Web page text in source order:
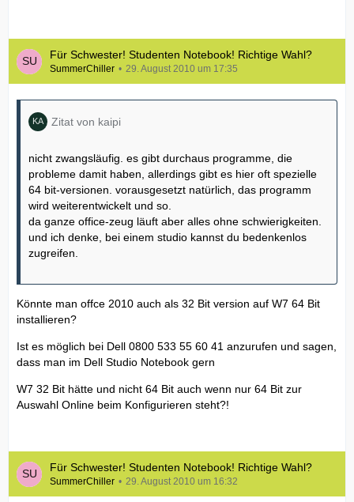
Für Schwester! Studenten Notebook! Richtige Wahl?
SummerChiller 29. August 2010 um 17:35
Zitat von kaipi
nicht zwangsläufig. es gibt durchaus programme, die
probleme damit haben, allerdings gibt es hier oft spezielle
64 bit-versionen. vorausgesetzt natürlich, das programm
wird weiterentwickelt und so.
da ganze office-zeug läuft aber alles ohne schwierigkeiten.
und ich denke, bei einem studio kannst du bedenkenlos
zugreifen.
Könnte man offce 2010 auch als 32 Bit version auf W7 64 Bit
installieren?
Ist es möglich bei Dell 0800 533 55 60 41 anzurufen und sagen,
dass man im Dell Studio Notebook gern
W7 32 Bit hätte und nicht 64 Bit auch wenn nur 64 Bit zur
Auswahl Online beim Konfigurieren steht?!
Für Schwester! Studenten Notebook! Richtige Wahl?
SummerChiller 29. August 2010 um 16:32